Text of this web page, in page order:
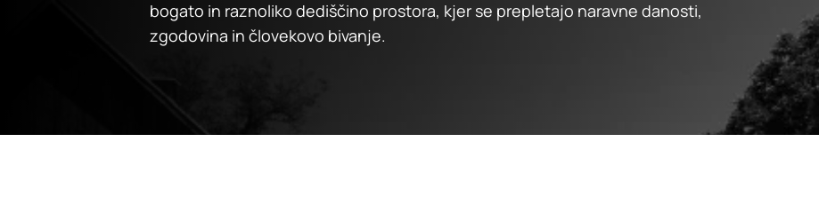
bogato in raznoliko dediščino prostora, kjer se prepletajo naravne danosti,
zgodovina in človekovo bivanje.